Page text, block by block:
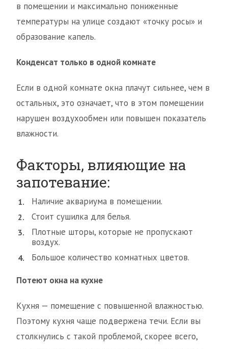
в помещении и максимально пониженные
температуры на улице создают «точку росы» и
образование капель.
Конденсат только в одной комнате
Если в одной комнате окна плачут сильнее, чем в
остальных, это означает, что в этом помещении
нарушен воздухообмен или повышен показатель
влажности.
Факторы, влияющие на
запотевание:
Наличие аквариума в помещении.
Стоит сушилка для белья.
Плотные шторы, которые не пропускают
воздух.
Большое количество комнатных цветов.
Потеют окна на кухне
Кухня — помещение с повышенной влажностью.
Поэтому кухня чаще подвержена течи. Если вы
столкнулись с такой проблемой, скорее всего,